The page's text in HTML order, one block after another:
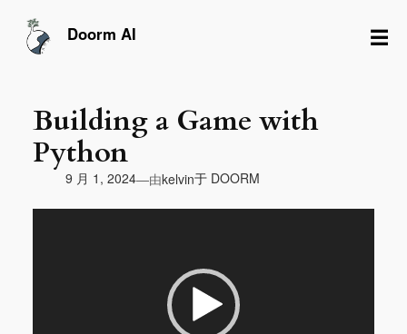
Doorm AI ☰
Building a Game with
Python
9 月 1, 2024—由kelvin于 DOORM